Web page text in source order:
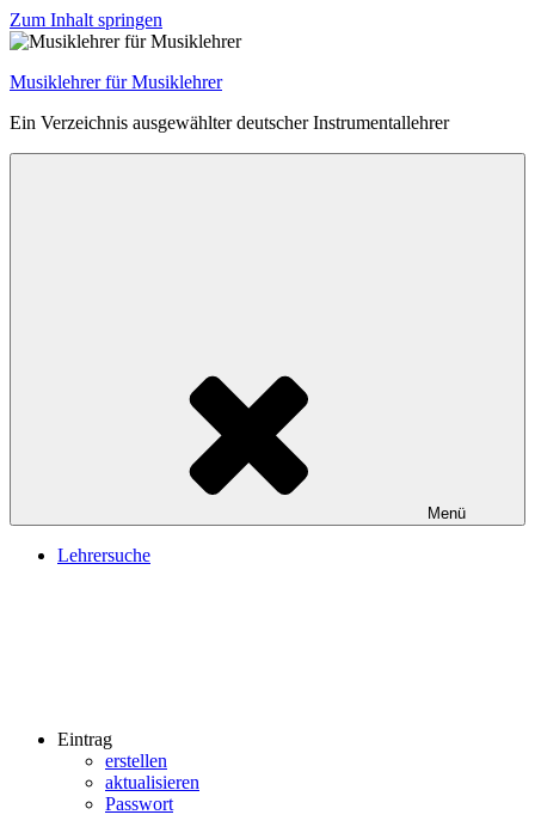
Zum Inhalt springen
Musiklehrer für Musiklehrer
Ein Verzeichnis ausgewählter deutscher Instrumentallehrer
Menü
Lehrersuche
Eintrag
erstellen
aktualisieren
Passwort